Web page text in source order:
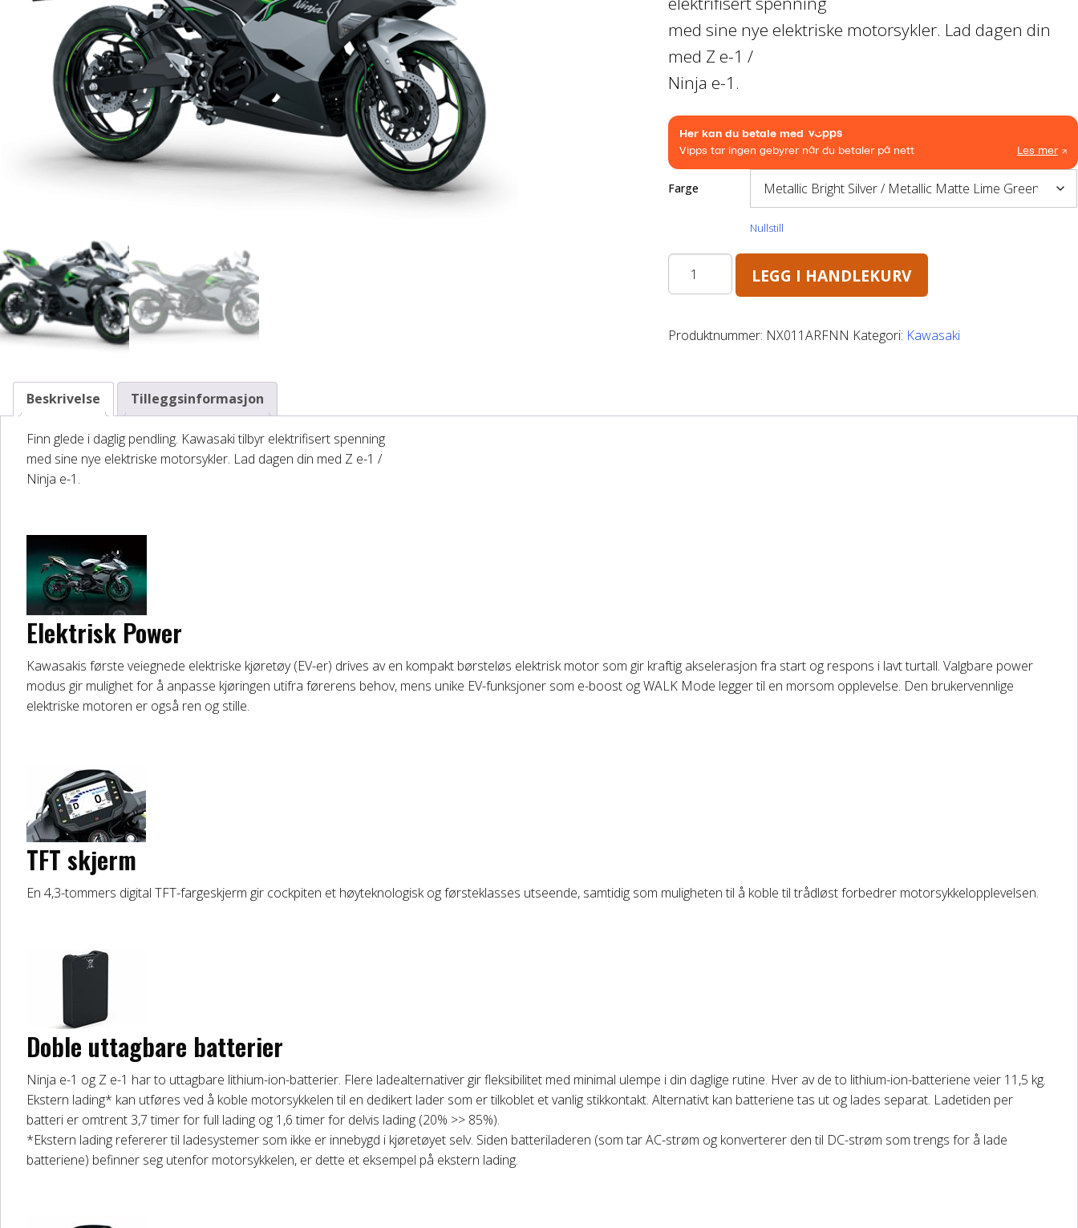
med sine nye elektriske motorsykler. Lad dagen din
med Z e-1 /
Ninja e-1.
Farge
Nullstill
LEGG I HANDLEKURV
Produktnummer: NX011ARFNN Kategori: Kawasaki
Beskrivelse Tilleggsinformasjon
Finn glede i daglig pendling. Kawasaki tilbyr elektrifisert spenning
med sine nye elektriske motorsykler. Lad dagen din med Z e-1 /
Ninja e-1.
Elektrisk Power
Kawasakis første veiegnede elektriske kjøretøy (EV-er) drives av en kompakt børsteløs elektrisk motor som gir kraftig akselerasjon fra start og respons i lavt turtall. Valgbare power
modus gir mulighet for å anpasse kjøringen utifra førerens behov, mens unike EV-funksjoner som e-boost og WALK Mode legger til en morsom opplevelse. Den brukervennlige
elektriske motoren er også ren og stille.
TFT skjerm
En 4,3-tommers digital TFT-fargeskjerm gir cockpiten et høyteknologisk og førsteklasses utseende, samtidig som muligheten til å koble til trådløst forbedrer motorsykkelopplevelsen.
Doble uttagbare batterier
Ninja e-1 og Z e-1 har to uttagbare lithium-ion-batterier. Flere ladealternativer gir fleksibilitet med minimal ulempe i din daglige rutine. Hver av de to lithium-ion-batteriene veier 11,5 kg.
Ekstern lading* kan utføres ved å koble motorsykkelen til en dedikert lader som er tilkoblet et vanlig stikkontakt. Alternativt kan batteriene tas ut og lades separat. Ladetiden per
batteri er omtrent 3,7 timer for full lading og 1,6 timer for delvis lading (20% >> 85%).
*Ekstern lading refererer til ladesystemer som ikke er innebygd i kjøretøyet selv. Siden batteriladeren (som tar AC-strøm og konverterer den til DC-strøm som trengs for å lade
batteriene) befinner seg utenfor motorsykkelen, er dette et eksempel på ekstern lading.